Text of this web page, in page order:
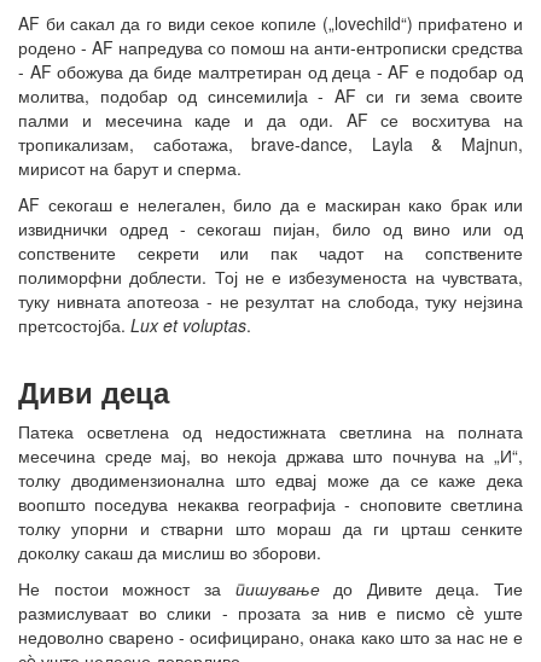
AF би сакал да го види секое копиле („lovechild“) прифатено и
родено - AF напредува со помош на анти-ентрописки средства
- AF обожува да биде малтретиран од деца - AF е подобар од
молитва, подобар од синсемилиjа - AF си ги зема своите
палми и месечина каде и да оди. AF се восхитува на
тропикализам, саботажа, brave-dance, Layla & Majnun,
мирисот на барут и сперма.
AF секогаш е нелегален, било да е маскиран како брак или
извиднички одред - секогаш пијан, било од вино или од
сопствените секрети или пак чадот на сопствените
полиморфни доблести. Тој не е избезуменоста на чувствата,
туку нивната апотеоза - не резултат на слобода, туку нејзина
претсостојба. Lux et voluptas.
Диви деца
Патека осветлена од недостижната светлина на полната
месечина среде мај, во некоја држава што почнува на „И“,
толку дводимензионална што едвај може да се каже дека
воопшто поседува некаква географија - сноповите светлина
толку упорни и стварни што мораш да ги црташ сенките
доколку сакаш да мислиш во зборови.
Не постои можност за пишувањедо Дивите деца. Тие
размислуваат во слики - прозата за нив е писмо сè уште
недоволно сварено - осифицирано, онака како што за нас не е